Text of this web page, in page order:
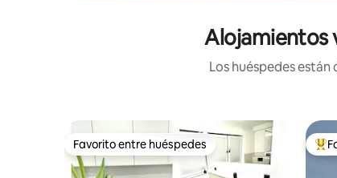
Alojamientos
Los huéspedes
Favorito entre huéspedes
Favorito entre huéspedes